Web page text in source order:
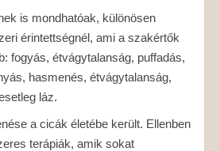
is mondhatóak, különösen
érintettségnél, ami a szakértők
fogyás, étvágytalanság, puffadás,
hasmenés, étvágytalanság,
láz.
a cicák életébe került. Ellenben
terápiák, amik sokat